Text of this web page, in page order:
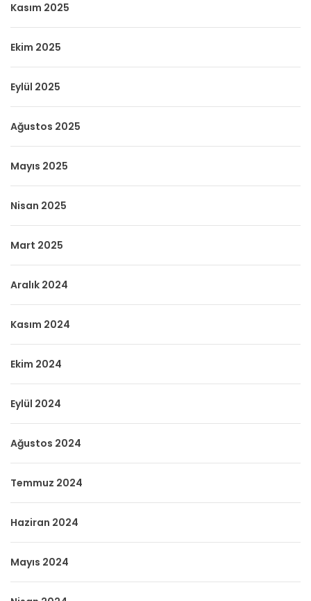
Kasım 2025
Ekim 2025
Eylül 2025
Ağustos 2025
Mayıs 2025
Nisan 2025
Mart 2025
Aralık 2024
Kasım 2024
Ekim 2024
Eylül 2024
Ağustos 2024
Temmuz 2024
Haziran 2024
Mayıs 2024